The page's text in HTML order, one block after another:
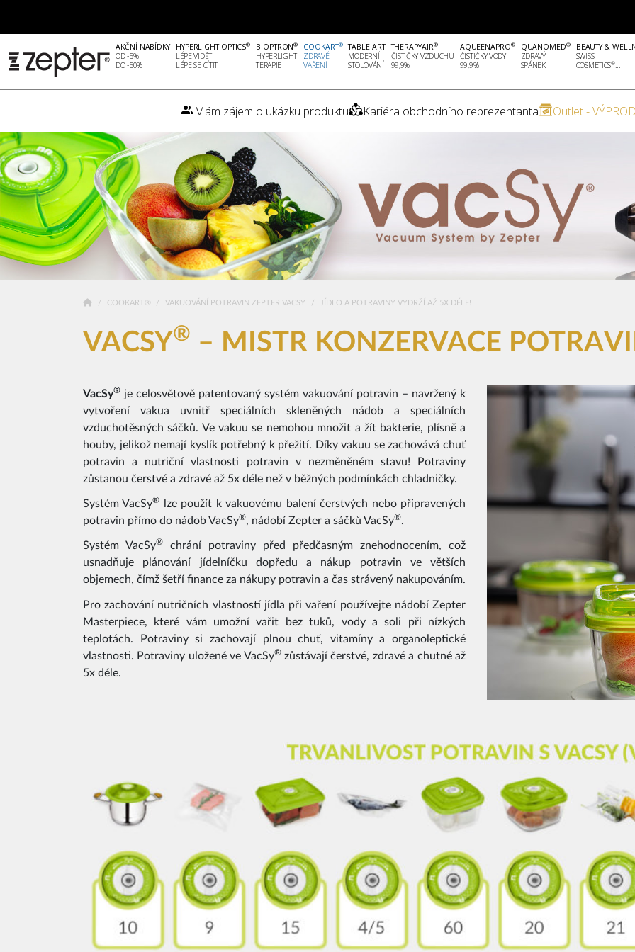
AKČNÍ NABÍDKY
OD -5%
DO -50%
HYPERLIGHT OPTICS®
LÉPE VIDĚT
LÉPE SE CÍTIT
BIOPTRON®
HYPERLIGHT
TERAPIE
COOKART®
ZDRAVÉ
VAŘENÍ
TABLE ART
MODERNÍ
STOLOVÁNÍ
THERAPYAIR®
ČISTIČKY VZDUCHU
99,9%
AQUEENAPRO®
ČISTIČKY VODY
99,9%
QUANOMED®
ZDRAVÝ
SPÁNEK
BEAUTY &
SWISS
COSMETICS®...
Mám zájem o ukázku produktu Kariéra obchodního reprezentanta Outlet -
COOKART® VAKUOVÁNÍ POTRAVIN ZEPTER VACSY JÍDLO A POTRAVINY VYDRŽÍ AŽ 5X DÉLE!
VACSY® – MISTR KONZERVACE
VacSy® je celosvětově patentovaný systém vakuování potravin – navržený k
vytvoření vakua uvnitř speciálních skleněných nádob a speciálních
vzduchotěsných sáčků. Ve vakuu se nemohou množit a žít bakterie, plísně a
houby, jelikož nemají kyslík potřebný k přežití. Díky vakuu se zachovává chuť
potravin a nutriční vlastnosti potravin v nezměněném stavu! Potraviny
zůstanou čerstvé a zdravé až 5x déle než v běžných podmínkách chladničky.
Systém VacSy®
lze použít k vakuovému balení čerstvých nebo připravených
potravin přímo do nádob VacSy®, nádobí Zepter a sáčků VacSy®.
Systém VacSy®
chrání potraviny před předčasným znehodnocením, což
usnadňuje plánování jídelníčku dopředu a nákup potravin ve větších
objemech, čímž šetří finance za nákupy potravin a čas strávený nakupováním.
Pro zachování nutričních vlastností jídla při vaření používejte nádobí Zepter
Masterpiece, které vám umožní vařit bez tuků, vody a soli při nízkých
teplotách. Potraviny si zachovají plnou chuť, vitamíny a organoleptické
vlastnosti. Potraviny uložené ve VacSy®zůstávají čerstvé, zdravé a chutné až
5x déle.